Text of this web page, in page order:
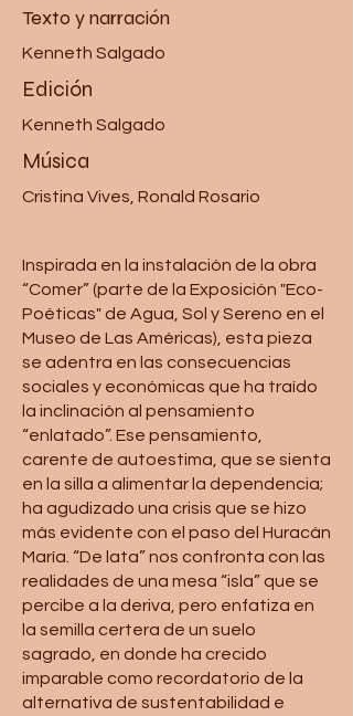
Texto y narración
Kenneth Salgado
Edición
Kenneth Salgado
Música
Cristina Vives, Ronald Rosario
Inspirada en la instalación de la obra
“Comer” (parte de la Exposición "Eco-
Poéticas" de Agua, Sol y Sereno en el
Museo de Las Américas), esta pieza
se adentra en las consecuencias
sociales y económicas que ha traído
la inclinación al pensamiento
“enlatado”. Ese pensamiento,
carente de autoestima, que se sienta
en la silla a alimentar la dependencia;
ha agudizado una crisis que se hizo
más evidente con el paso del Huracán
María. “De lata” nos confronta con las
realidades de una mesa “isla” que se
percibe a la deriva, pero enfatiza en
la semilla certera de un suelo
sagrado, en donde ha crecido
imparable como recordatorio de la
alternativa de sustentabilidad e